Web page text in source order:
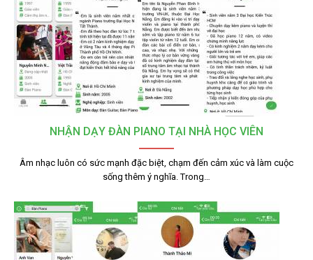
NHẬN DẠY ĐÀN PIANO TẠI NHÀ HỌC VIÊN
Âm nhạc luôn có sức mạnh đặc biệt, chạm đến cảm xúc và làm cuộc
sống thêm ý nghĩa. Trong…